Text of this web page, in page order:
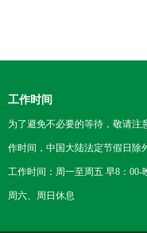
工作时间
为了避免不必要的等待，敬请注
作时间，中国大陆法定节假日除
工作时间：周一至周五 早8：00-
周六、周日休息